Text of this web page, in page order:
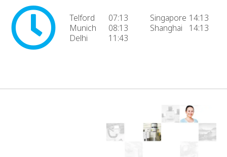
Telford
07:13
Munich
08:13
Delhi
11:43
Singapore 14:13
Shanghai
14:13